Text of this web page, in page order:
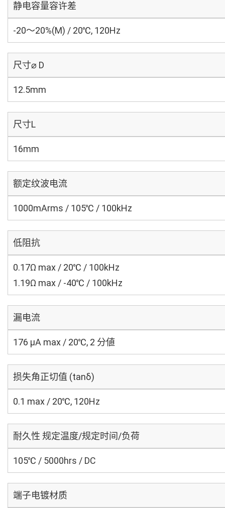
静电容量容许差
-20～20%(M) / 20℃, 120Hz
尺寸⌀ D
12.5mm
尺寸L
16mm
额定纹波电流
1000mArms / 105℃ / 100kHz
低阻抗
0.17Ω max / 20℃ / 100kHz
1.19Ω max / -40℃ / 100kHz
漏电流
176 μA max / 20℃, 2 分値
损失角正切值 (tanδ)
0.1 max / 20℃, 120Hz
耐久性 规定温度/规定时间/负荷
105℃ / 5000hrs / DC
端子电镀材质